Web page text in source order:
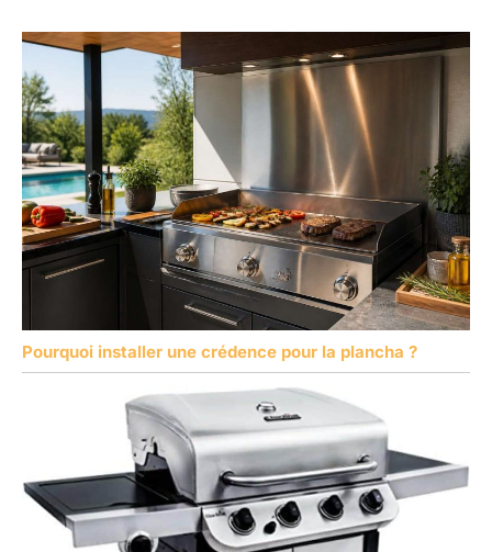
Pourquoi installer une crédence pour la plancha ?